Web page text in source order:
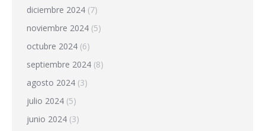
diciembre 2024 (7)
noviembre 2024 (5)
octubre 2024 (6)
septiembre 2024 (8)
agosto 2024 (3)
julio 2024 (5)
junio 2024 (3)